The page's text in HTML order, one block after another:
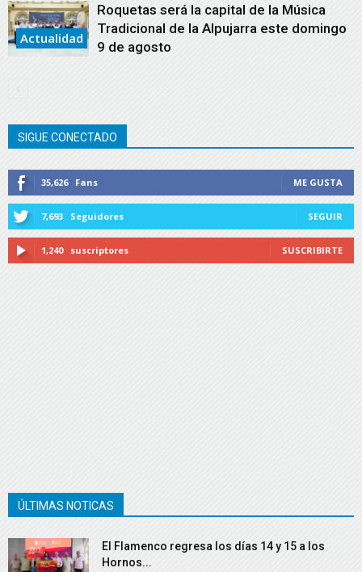
Actualidad
Roquetas será la capital de la Música
Tradicional de la Alpujarra este domingo
9 de agosto
SIGUE CONECTADO
35,626 Fans ME GUSTA
7,693 Seguidores SEGUIR
1,240 suscriptores SUSCRIBIRTE
ÚLTIMAS NOTICAS
El Flamenco regresa los días 14 y 15 a los
Hornos...